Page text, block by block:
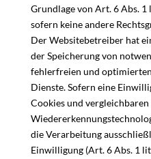
Grundlage von Art. 6 Abs. 1
sofern keine andere
Der Websitebetreiber hat
der Speicherung von
fehlerfreien und
Dienste. Sofern eine
Cookies und vergleichbaren
die Verarbeitung
Einwilligung (Art. 6 Abs. 1